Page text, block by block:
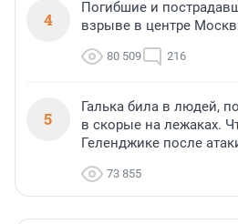
4
Погибшие и
взрыве в центре
80 509 216
5
Галька била в людей,
в скорые на лежаках.
Геленджике после
73 855